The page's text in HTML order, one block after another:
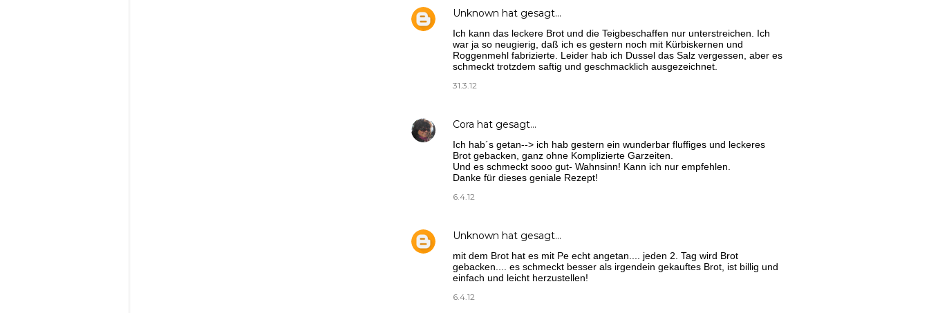
Unknown hat gesagt…
Ich kann das leckere Brot und die Teigbeschaffen nur unterstreichen. Ich
war ja so neugierig, daß ich es gestern noch mit Kürbiskernen und
Roggenmehl fabrizierte. Leider hab ich Dussel das Salz vergessen, aber es
schmeckt trotzdem saftig und geschmacklich ausgezeichnet.
31.3.12
Cora hat gesagt…
Ich hab´s getan--> ich hab gestern ein wunderbar fluffiges und leckeres
Brot gebacken, ganz ohne Komplizierte Garzeiten.
Und es schmeckt sooo gut- Wahnsinn! Kann ich nur empfehlen.
Danke für dieses geniale Rezept!
6.4.12
Unknown hat gesagt…
mit dem Brot hat es mit Pe echt angetan.... jeden 2. Tag wird Brot
gebacken.... es schmeckt besser als irgendein gekauftes Brot, ist billig und
einfach und leicht herzustellen!
6.4.12